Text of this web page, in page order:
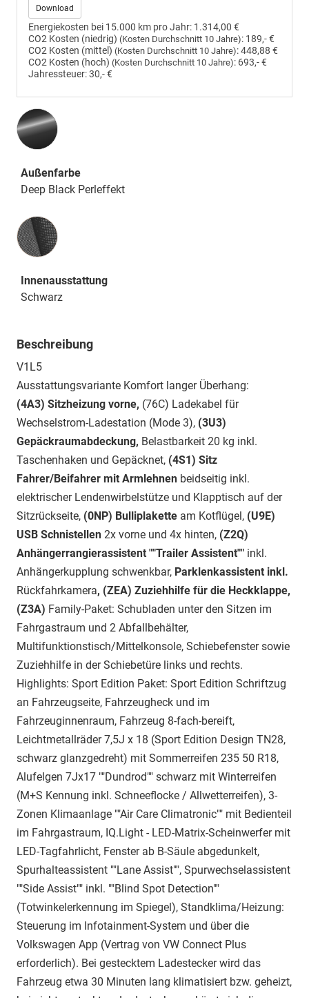
Download
Energiekosten bei 15.000 km pro Jahr: 1.314,00 €
CO2 Kosten (niedrig) (Kosten Durchschnitt 10 Jahre): 189,- €
CO2 Kosten (mittel) (Kosten Durchschnitt 10 Jahre):448,88 €
CO2 Kosten (hoch) (Kosten Durchschnitt 10 Jahre): 693,- €
Jahressteuer:30,- €
Außenfarbe
Deep Black Perleffekt
Innenausstattung
Innenausstattung
Schwarz
Beschreibung
V1L5
Ausstattungsvariante Komfort langer Überhang:
(4A3) Sitzheizung vorne, (76C) Ladekabel für
Wechselstrom-Ladestation (Mode 3), (3U3)
Gepäckraumabdeckung, Belastbarkeit 20 kg inkl.
Taschenhaken und Gepäcknet, (4S1) Sitz
Fahrer/Beifahrer mit Armlehnen beidseitig inkl.
elektrischer Lendenwirbelstütze und Klapptisch auf der
Sitzrückseite, (0NP) Bulliplakette am Kotflügel, (U9E)
USB Schnistellen 2x vorne und 4x hinten, (Z2Q)
Anhängerrangierassistent ""Trailer Assistent"" inkl.
Anhängerkupplung schwenkbar, Parklenkassistent inkl.
Rückfahrkamera, (ZEA) Zuziehhilfe für die Heckklappe,
(Z3A) Family-Paket: Schubladen unter den Sitzen im
Fahrgastraum und 2 Abfallbehälter,
Multifunktionstisch/Mittelkonsole, Schiebefenster sowie
Zuziehhilfe in der Schiebetüre links und rechts.
Highlights: Sport Edition Paket: Sport Edition Schriftzug
an Fahrzeugseite, Fahrzeugheck und im
Fahrzeuginnenraum, Fahrzeug 8-fach-bereift,
Leichtmetallräder 7,5J x 18 (Sport Edition Design TN28,
schwarz glanzgedreht) mit Sommerreifen 235 50 R18,
Alufelgen 7Jx17 ""Dundrod"" schwarz mit Winterreifen
(M+S Kennung inkl. Schneeflocke / Allwetterreifen), 3-
Zonen Klimaanlage ""Air Care Climatronic"" mit Bedienteil
im Fahrgastraum, IQ.Light - LED-Matrix-Scheinwerfer mit
LED-Tagfahrlicht, Fenster ab B-Säule abgedunkelt,
Spurhalteassistent ""Lane Assist"", Spurwechselassistent
""Side Assist"" inkl. ""Blind Spot Detection""
(Totwinkelerkennung im Spiegel), Standklima/Heizung:
Steuerung im Infotainment-System und über die
Volkswagen App (Vertrag von VW Connect Plus
erforderlich). Bei gestecktem Ladestecker wird das
Fahrzeug etwa 30 Minuten lang klimatisiert bzw. geheizt,